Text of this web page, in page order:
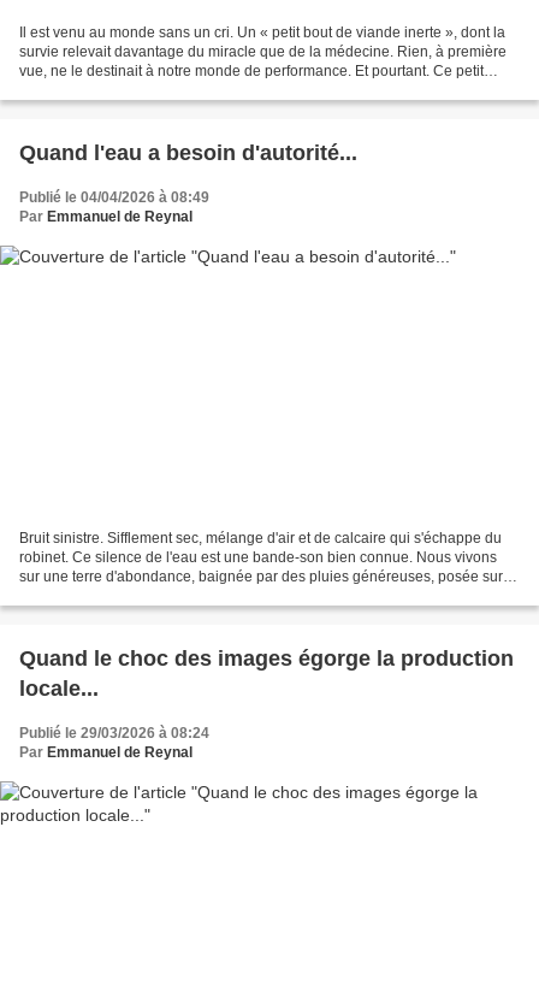
Il est venu au monde sans un cri. Un « petit bout de viande inerte », dont la
survie relevait davantage du miracle que de la médecine. Rien, à première
vue, ne le destinait à notre monde de performance. Et pourtant. Ce petit
Quand l'eau a besoin d'autorité...
Publié le 04/04/2026 à 08:49
Par Emmanuel de Reynal
Bruit sinistre. Sifflement sec, mélange d'air et de calcaire qui s'échappe du
robinet. Ce silence de l'eau est une bande-son bien connue. Nous vivons
sur une terre d'abondance, baignée par des pluies généreuses, posée sur
Quand le choc des images égorge la production
locale...
Publié le 29/03/2026 à 08:24
Par Emmanuel de Reynal